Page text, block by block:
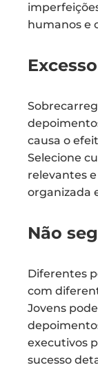
humanos e
causa o
Selecione
relevantes
organizada
Não
Diferentes
com
Jovens
executivos
sucesso